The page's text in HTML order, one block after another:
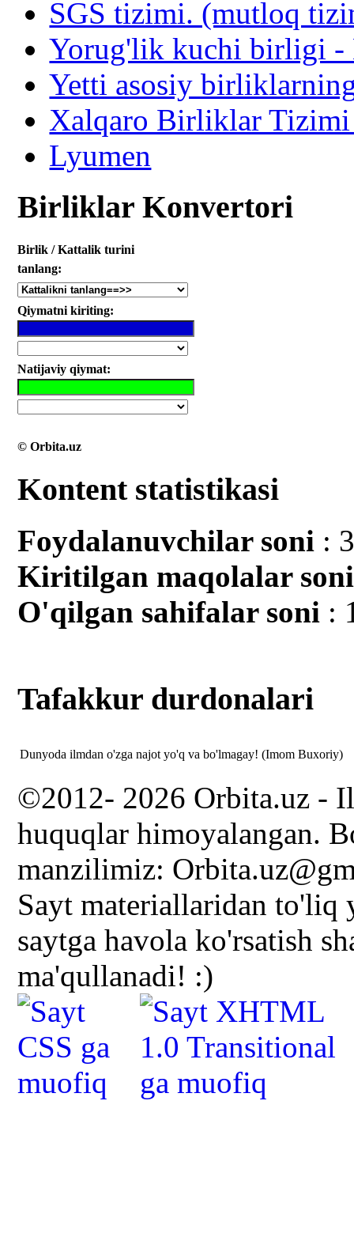
SGS tizimi. (mutloq
Yorug'lik kuchi birligi -
Yetti asosiy
Xalqaro Birliklar
Lyumen
Birliklar Konvertori
Birlik / Kattalik turini
tanlang:
Qiymatni kiriting:
Natijaviy qiymat:
© Orbita.uz
Kontent statistikasi
Foydalanuvchilar soni :
Kiritilgan mаqolalar soni
O'qilgan sahifalar soni :
Tafakkur durdonalari
Dunyoda ilmdan o'zga najot yo'q va bo'lmagay! (Imom Buxoriy)
©2012- 2026 Orbita.uz -
huquqlar himoyalangan.
manzilimiz:
Sayt materiallaridan
saytga havola ko'rsatish
ma'qullanadi! :)